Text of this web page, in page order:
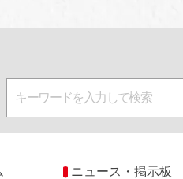
ニュース・掲示板